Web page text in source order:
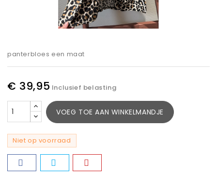
panterbloes een maat
€ 39,95 Inclusief belasting
VOEG TOE AAN WINKELMANDJE
Niet op voorraad